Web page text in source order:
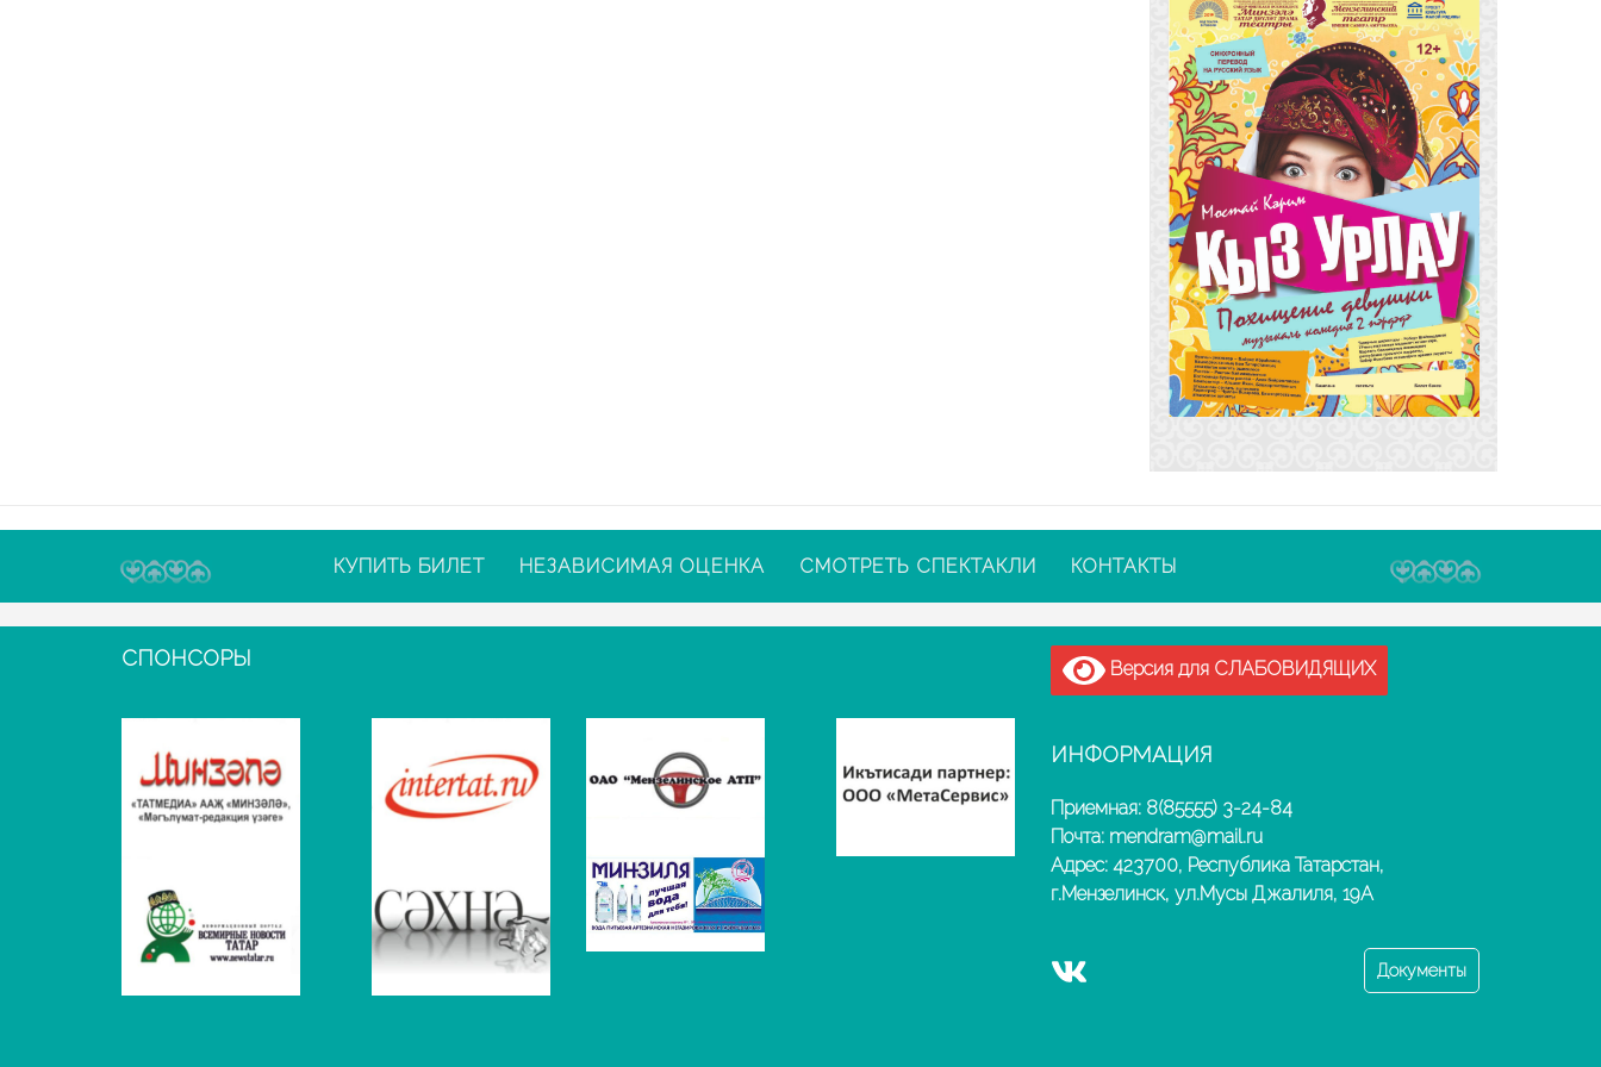
КУПИТЬ БИЛЕТ НЕЗАВИСИМАЯ ОЦЕНКА СМОТРЕТЬ СПЕКТАКЛИ КОНТАКТЫ
СПОНСОРЫ Версия для СЛАБОВИДЯЩИХ
ИНФОРМАЦИЯ
Приемная: 8(85555) 3-24-84
Почта: mendram@mail.ru
Адрес: 423700, Республика Татарстан,
г.Мензелинск, ул.Мусы Джалиля, 19А
Документы